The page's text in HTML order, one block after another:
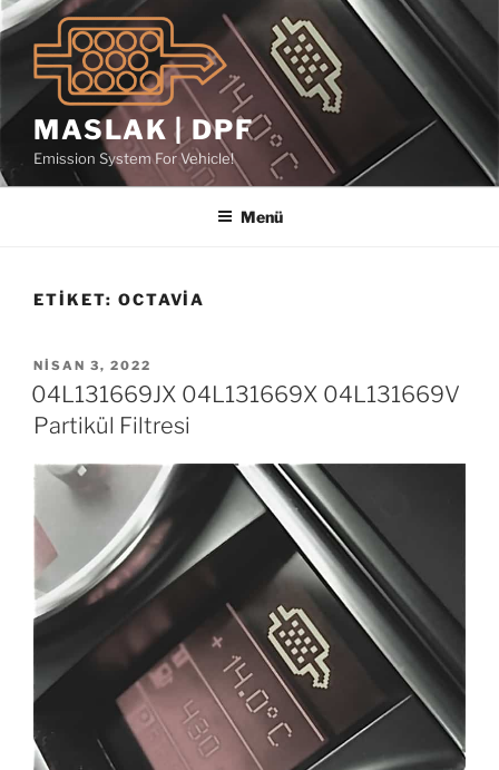
İçeriğe
geç
MASLAK | DPF
Emission System For Vehicle!
Menü
ETIKET: OCTAVIA
YAYIM
TARIHI
NISAN 3, 2022
04L131669JX 04L131669X 04L131669V
Partikül Filtresi